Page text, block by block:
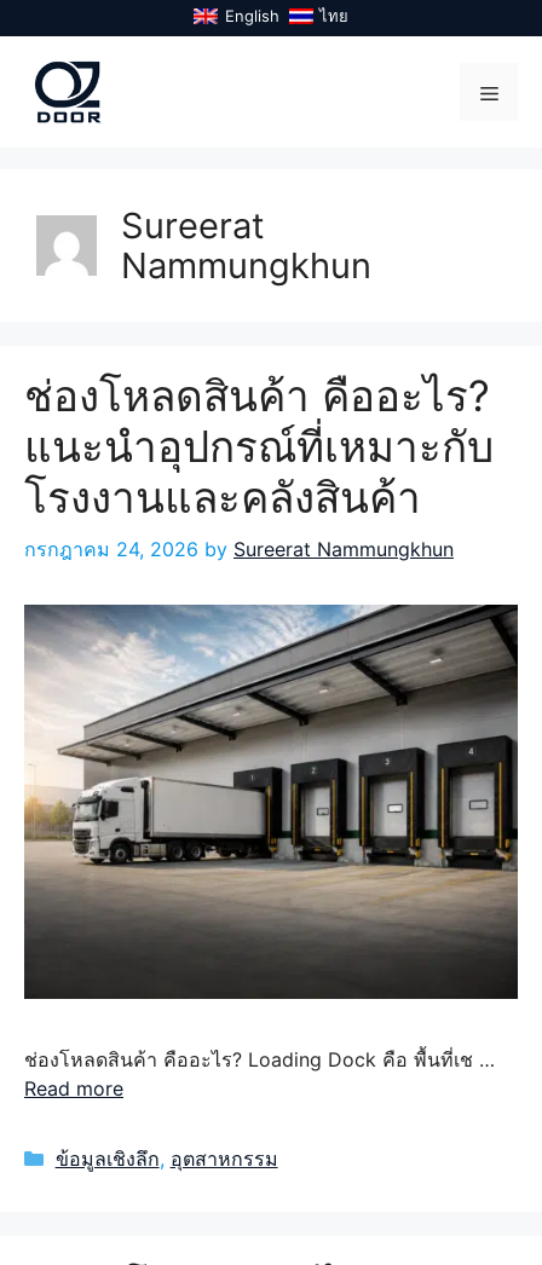
to
content
English ไทย
Sureerat
Nammungkhun
ช่องโหลดสินค้า คืออะไร?
แนะนำอุปกรณ์ที่เหมาะกับ
โรงงานและคลังสินค้า
กรกฎาคม 24, 2026 by Sureerat Nammungkhun
ช่องโหลดสินค้า คืออะไร? Loading Dock คือ พื้นที่เช …
Read more
Categories
ข้อมูลเชิงลึก, อุตสาหกรรม